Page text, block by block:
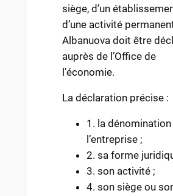
siège, d’un
d’une activité
Albanuova doit être
auprès de l’Office de
l’économie.
La déclaration précise :
1. la
l’entreprise ;
2. sa forme
3. son activité ;
4. son siège ou